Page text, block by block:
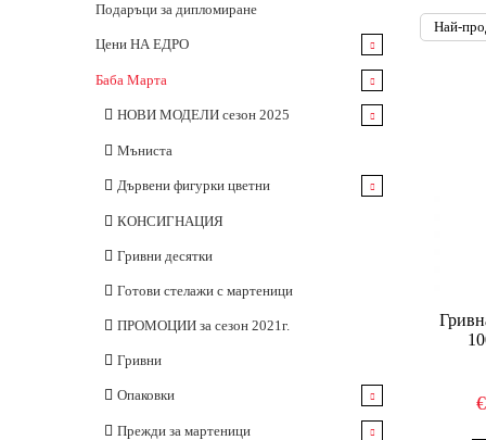
Подаръци за дипломиране
Цени НА ЕДРО
Бутилки
Буркани
Тапи и Капачки
Опаковки
Целофанови пликове
Баба Марта
НОВИ МОДЕЛИ сезон 2025
За закичване
Големи мартеници
Гривни
Мъниста
Дървени фигурки цветни
Елементи за гривни
КОНСИГНАЦИЯ
Гривни десятки
Готови стелажи с мартеници
ПРОМОЦИИ за сезон 2021г.
Гривни
Опаковки
Картончета
Прежди за мартеници